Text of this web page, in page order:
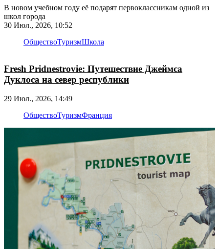
В новом учебном году её подарят первоклассникам одной из
школ города
30 Июл., 2026, 10:52
ОбществоТуризмШкола
Fresh Pridnestrovie: Путешествие Джеймса
Дуклоса на север республики
29 Июл., 2026, 14:49
ОбществоТуризмФранция